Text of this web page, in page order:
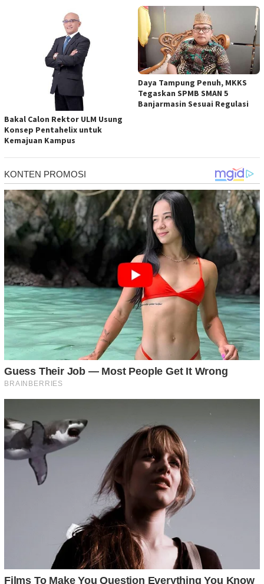
Bakal Calon Rektor ULM Usung
Konsep Pentahelix untuk
Kemajuan Kampus
Daya Tampung Penuh, MKKS
Tegaskan SPMB SMAN 5
Banjarmasin Sesuai Regulasi